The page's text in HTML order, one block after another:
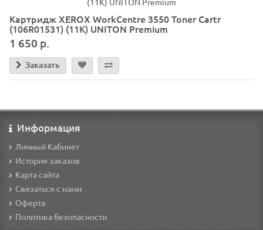
Картридж XEROX WorkCentre 3550 Toner Cartr
(106R01531) (11K) UNITON Premium
1 650 р.
Заказать
Информация
Личный Кабинет
История заказов
Карта сайта
Связаться с нами
Оферта
Политика безопасности